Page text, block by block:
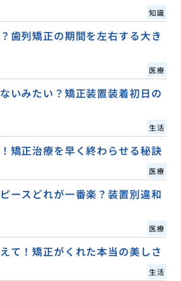
知識
歯列矯正の期間を左右する大き
医療
いみたい？矯正装置装着初日の
生活
矯正治療を早く終わらせる秘訣
医療
ースどれが一番楽？装置別違和
医療
て！矯正がくれた本当の美しさ
生活